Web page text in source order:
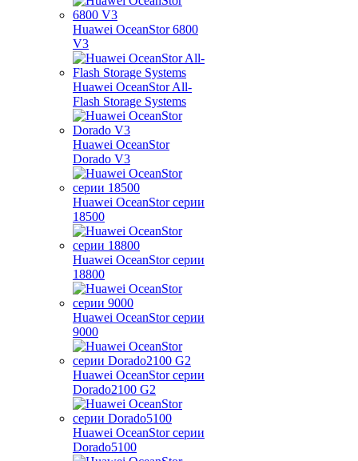
Huawei OceanStor 6800
V3
Huawei OceanStor All-
Flash Storage Systems
Huawei OceanStor
Dorado V3
Huawei OceanStor серии
18500
Huawei OceanStor серии
18800
Huawei OceanStor серии
9000
Huawei OceanStor серии
Dorado2100 G2
Huawei OceanStor серии
Dorado5100